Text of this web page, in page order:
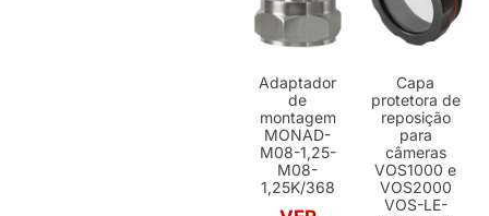
Adaptador
de
montagem
MONAD-
M08-1,25-
M08-
1,25K/368
Capa
protetora de
reposição
para
câmeras
VOS1000 e
VOS2000
VOS-LE-